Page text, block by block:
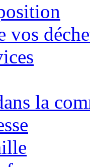
vos
la